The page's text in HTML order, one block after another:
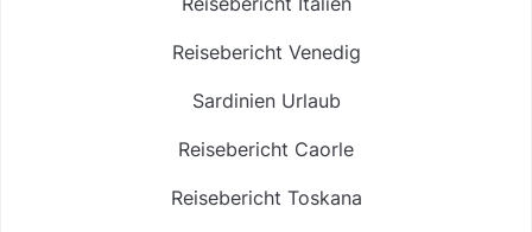
Reisebericht Venedig
Sardinien Urlaub
Reisebericht Caorle
Reisebericht Toskana